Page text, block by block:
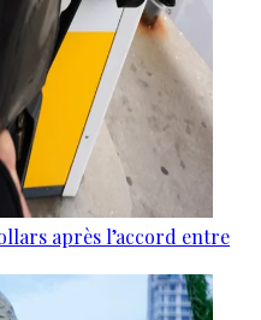
après l’accord entre